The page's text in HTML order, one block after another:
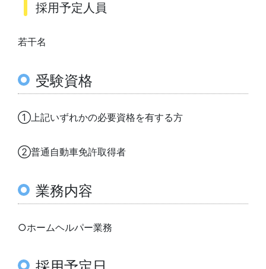
採用予定人員
若干名
受験資格
①上記いずれかの必要資格を有する方
②普通自動車免許取得者
業務内容
○ホームヘルパー業務